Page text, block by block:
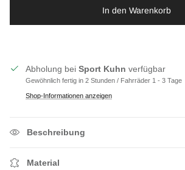
In den Warenkorb
Abholung bei Sport Kuhn verfügbar
Gewöhnlich fertig in 2 Stunden / Fahrräder 1 - 3 Tage
Shop-Informationen anzeigen
Beschreibung
Material